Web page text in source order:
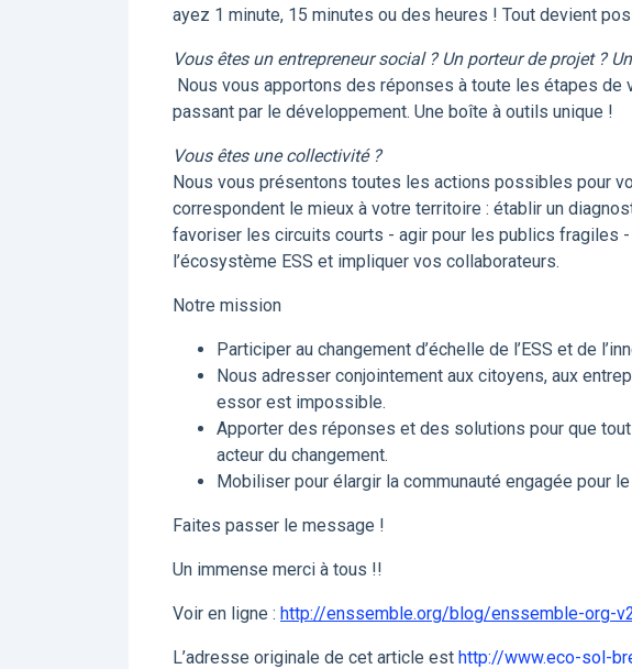
ayez 1 minute, 15 minutes ou des heures ! Tout devient
Vous êtes un entrepreneur social ? Un porteur de projet ?
Nous vous apportons des réponses à toute les étapes de
passant par le développement. Une boîte à outils unique !
Vous êtes une collectivité ?
Nous vous présentons toutes les actions possibles pour
correspondent le mieux à votre territoire : établir un
favoriser les circuits courts - agir pour les publics fragiles
l’écosystème ESS et impliquer vos collaborateurs.​
Notre mission
Participer au changement d’échelle de l’ESS et de
Nous adresser conjointement aux citoyens, aux
essor est impossible.
Apporter des réponses et des solutions pour que
acteur du changement.
Mobiliser pour élargir la communauté engagée pour
Faites passer le message !
Un immense merci à tous !!
Voir en ligne : http://enssemble.org/blog/enssemble-org-
L’adresse originale de cet article est http://www.eco-sol-